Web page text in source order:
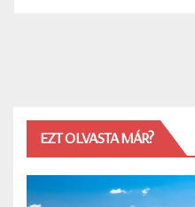
EZT OLVASTA MÁR?